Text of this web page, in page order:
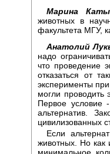
Марина
животных в
факультета МГУ,
Анатолий
надо
что проведение
отказаться от
эксперименты
могли проводить
Первое условие
альтернатив.
цивилизованных
Если
животных. Но как
минимальное